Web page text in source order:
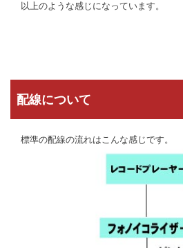
以上のような感じになっています。
配線について
標準の配線の流れはこんな感じです。